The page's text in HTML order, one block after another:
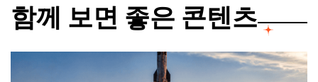
함께 보면 좋은 콘텐츠